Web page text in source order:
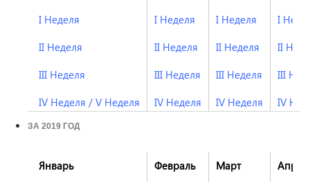
I Неделя
II Неделя
III Неделя
IV Неделя / V Неделя
I Неделя
II Неделя
III Неделя
IV Неделя
I Неделя
II Неделя
III Неделя
IV Неделя
I
II
III
IV
ЗА 2019 ГОД
Январь
Февраль
Март